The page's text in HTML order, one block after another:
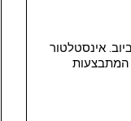
אינסטלטור
המתבצעות